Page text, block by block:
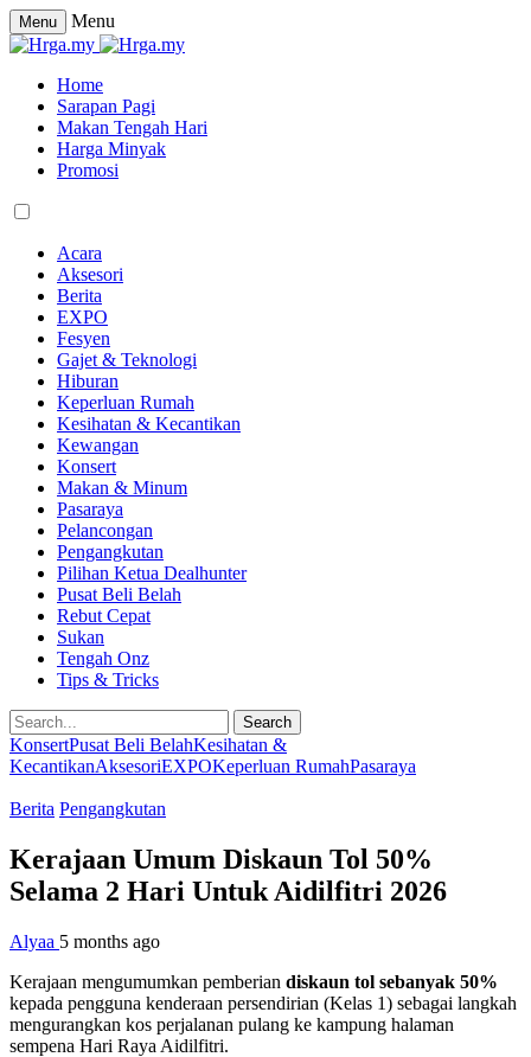
Menu Menu
Home
Sarapan Pagi
Makan Tengah Hari
Harga Minyak
Promosi
Acara
Aksesori
Berita
EXPO
Fesyen
Gajet & Teknologi
Hiburan
Keperluan Rumah
Kesihatan & Kecantikan
Kewangan
Konsert
Makan & Minum
Pasaraya
Pelancongan
Pengangkutan
Pilihan Ketua Dealhunter
Pusat Beli Belah
Rebut Cepat
Sukan
Tengah Onz
Tips & Tricks
Search
KonsertPusat Beli BelahKesihatan &
KecantikanAksesoriEXPOKeperluan RumahPasaraya
Berita Pengangkutan
Kerajaan Umum Diskaun Tol 50%
Selama 2 Hari Untuk Aidilfitri 2026
Alyaa 5 months ago
Kerajaan mengumumkan pemberian diskaun tol sebanyak 50%
kepada pengguna kenderaan persendirian (Kelas 1) sebagai langkah
mengurangkan kos perjalanan pulang ke kampung halaman
sempena Hari Raya Aidilfitri.